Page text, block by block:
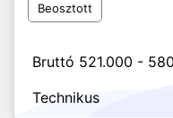
Beosztott
Bruttó 521.000 -
Technikus